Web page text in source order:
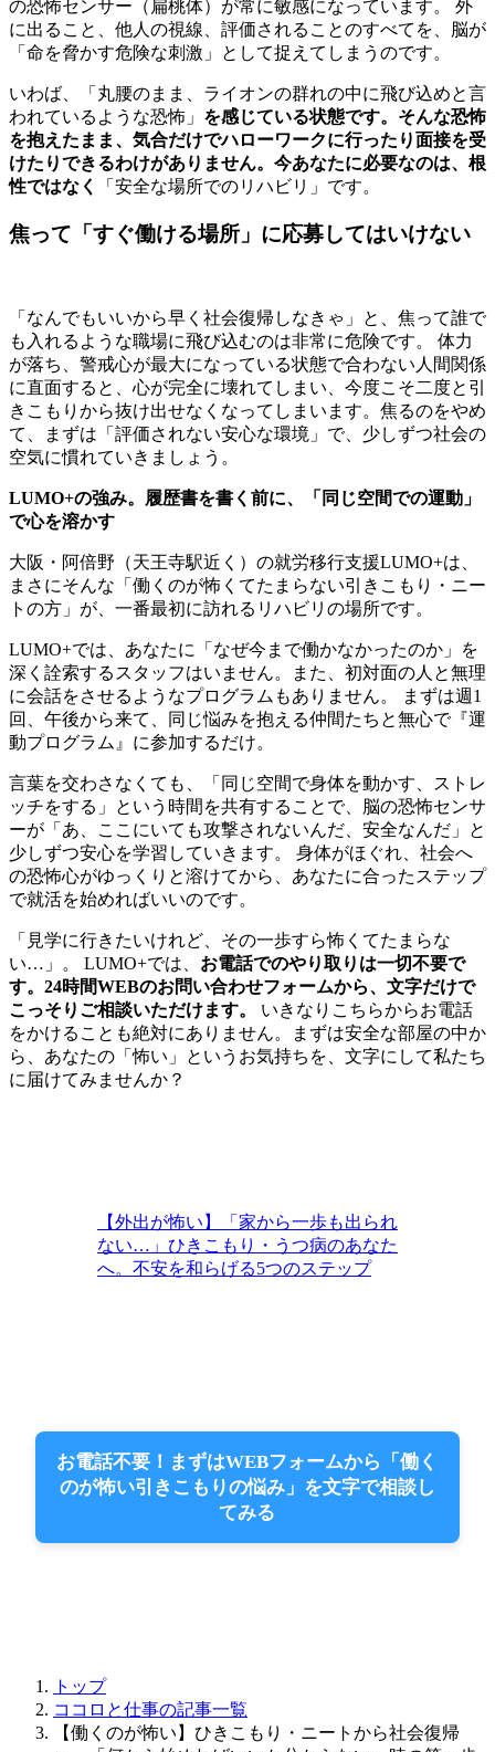
の恐怖センサー（扁桃体）が常に敏感になっています。 外
に出ること、他人の視線、評価されることのすべてを、脳が
「命を脅かす危険な刺激」として捉えてしまうのです。
いわば、「丸腰のまま、ライオンの群れの中に飛び込めと言
われているような恐怖」 を感じている状態です。そんな恐怖
を抱えたまま、気合だけでハローワークに行ったり面接を受
けたりできるわけがありません。今あなたに必要なのは、根
性ではなく
「安全な場所でのリハビリ」です。
焦って「すぐ働ける場所」に応募してはいけない
「なんでもいいから早く社会復帰しなきゃ」と、焦って誰で
も入れるような職場に飛び込むのは非常に危険です。 体力
が落ち、警戒心が最大になっている状態で合わない人間関係
に直面すると、心が完全に壊れてしまい、今度こそ二度と引
きこもりから抜け出せなくなってしまいます。焦るのをやめ
て、まずは「評価されない安心な環境」で、少しずつ社会の
空気に慣れていきましょう。
LUMO+の強み。履歴書を書く前に、「同じ空間での運動」
で心を溶かす
大阪・阿倍野（天王寺駅近く）の就労移行支援LUMO+は、
まさにそんな「働くのが怖くてたまらない引きこもり・ニー
トの方」が、一番最初に訪れるリハビリの場所です。
LUMO+では、あなたに「なぜ今まで働かなかったのか」を
深く詮索するスタッフはいません。また、初対面の人と無理
に会話をさせるようなプログラムもありません。 まずは週1
回、午後から来て、同じ悩みを抱える仲間たちと無心で『運
動プログラム』に参加するだけ。
言葉を交わさなくても、「同じ空間で身体を動かす、ストレ
ッチをする」という時間を共有することで、脳の恐怖センサ
ーが「あ、ここにいても攻撃されないんだ、安全なんだ」と
少しずつ安心を学習していきます。 身体がほぐれ、社会へ
の恐怖心がゆっくりと溶けてから、あなたに合ったステップ
で就活を始めればいいのです。
「見学に行きたいけれど、その一歩すら怖くてたまらな
い…」。 LUMO+では、 お電話でのやり取りは一切不要で
す。24時間WEBのお問い合わせフォームから、文字だけで
こっそりご相談いただけます。
いきなりこちらからお電話
をかけることも絶対にありません。まずは安全な部屋の中か
ら、あなたの「怖い」というお気持ちを、文字にして私たち
に届けてみませんか？
【外出が怖い】「家から一歩も出られ
ない…」ひきこもり・うつ病のあなた
へ。不安を和らげる5つのステップ
お電話不要！まずはWEBフォームから「働く
のが怖い引きこもりの悩み」を文字で相談し
てみる
トップ
ココロと仕事の記事一覧
【働くのが怖い】ひきこもり・ニートから社会復帰